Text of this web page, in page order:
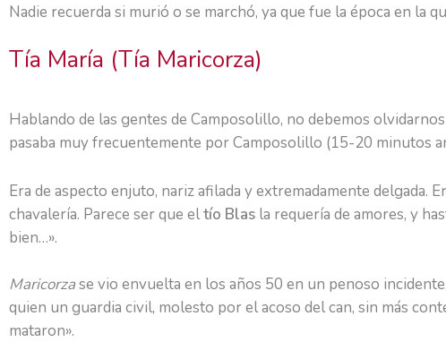
Nadie recuerda si murió o se marchó, ya que fue la época en la
Tía María (Tía Maricorza)
Hablando de las gentes de Camposolillo, no debemos
pasaba muy frecuentemente por Camposolillo (15-20 minutos
Era de aspecto enjuto, nariz afilada y extremadamente delgada.
chavalería. Parece ser que eltío Blas la requería de amores, y
bien…».
Maricorzase vio envuelta en los años 50 en un penoso
quien un guardia civil, molesto por el acoso del can, sin más
mataron».